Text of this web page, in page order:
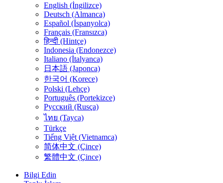
English (İngilizce)
Deutsch (Almanca)
Español (İspanyolca)
Français (Fransızca)
हिन्दी (Hintçe)
Indonesia (Endonezce)
Italiano (İtalyanca)
日本語 (Japonca)
한국어 (Korece)
Polski (Lehçe)
Português (Portekizce)
Русский (Rusça)
ไทย (Tayca)
Türkçe
Tiếng Việt (Vietnamca)
简体中文 (Çince)
繁體中文 (Çince)
Bilgi Edin